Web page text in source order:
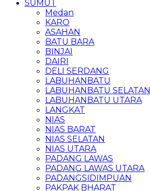
SUMUT
Medan
KARO
ASAHAN
BATU BARA
BINJAI
DAIRI
DELI SERDANG
LABUHANBATU
LABUHANBATU SELATAN
LABUHANBATU UTARA
LANGKAT
NIAS
NIAS BARAT
NIAS SELATAN
NIAS UTARA
PADANG LAWAS
PADANG LAWAS UTARA
PADANGSIDIMPUAN
PAKPAK BHARAT